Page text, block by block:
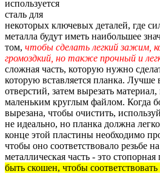
используется
сталь для
некоторых ключевых деталей, где
металла будут иметь наибольшее
том, чтобы сделать легкий зажим,
громоздкий, но также прочный и
сложная часть, которую нужно
которую вставляется планка. Лучше
отверстий, затем вырезать
маленьким круглым файлом. Когда
вырезана, чтобы очистить,
не идеально, но планка должна
конце этой пластины необходимо
чтобы оно соответствовало резьбе
металлическая часть - это стопорная
быть скошен, чтобы